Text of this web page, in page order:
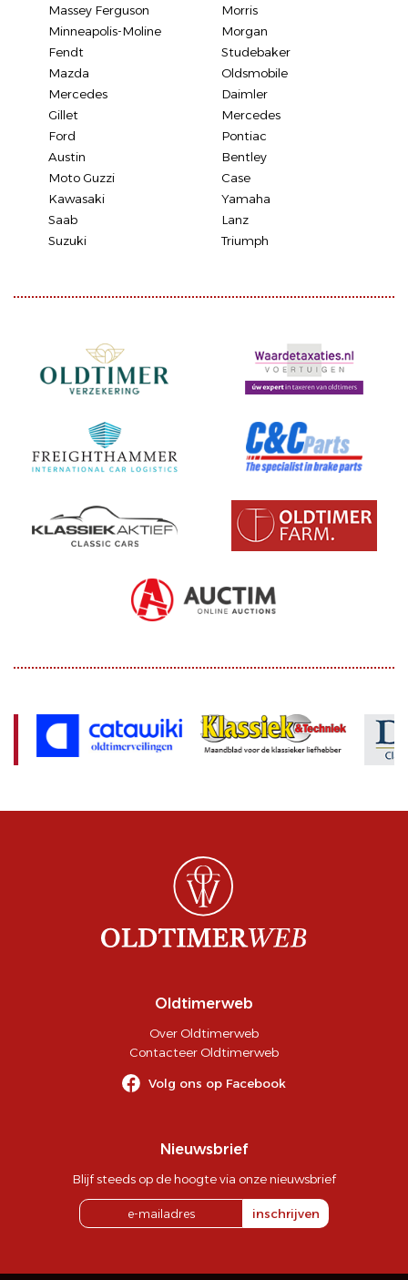
Massey Ferguson
Morris
Minneapolis-Moline
Morgan
Fendt
Studebaker
Mazda
Oldsmobile
Mercedes
Daimler
Gillet
Mercedes
Ford
Pontiac
Austin
Bentley
Moto Guzzi
Case
Kawasaki
Yamaha
Saab
Lanz
Suzuki
Triumph
Oldtimerweb
Over Oldtimerweb
Contacteer Oldtimerweb
Volg ons op Facebook
Nieuwsbrief
Blijf steeds op de hoogte via onze nieuwsbrief
inschrijven